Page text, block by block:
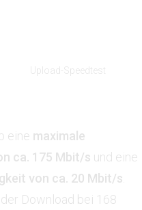
Upload-Speedtest
eine maximale
ca. 175 Mbit/s und eine
von ca. 20 Mbit/s
Download bei 168